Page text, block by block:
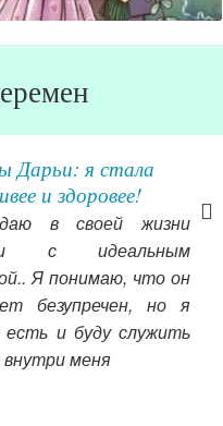
Дарьи: я стала
и здоровее!
в своей жизни
с идеальным
Я понимаю, что он
безупречен, но я
и буду служить
внутри меня